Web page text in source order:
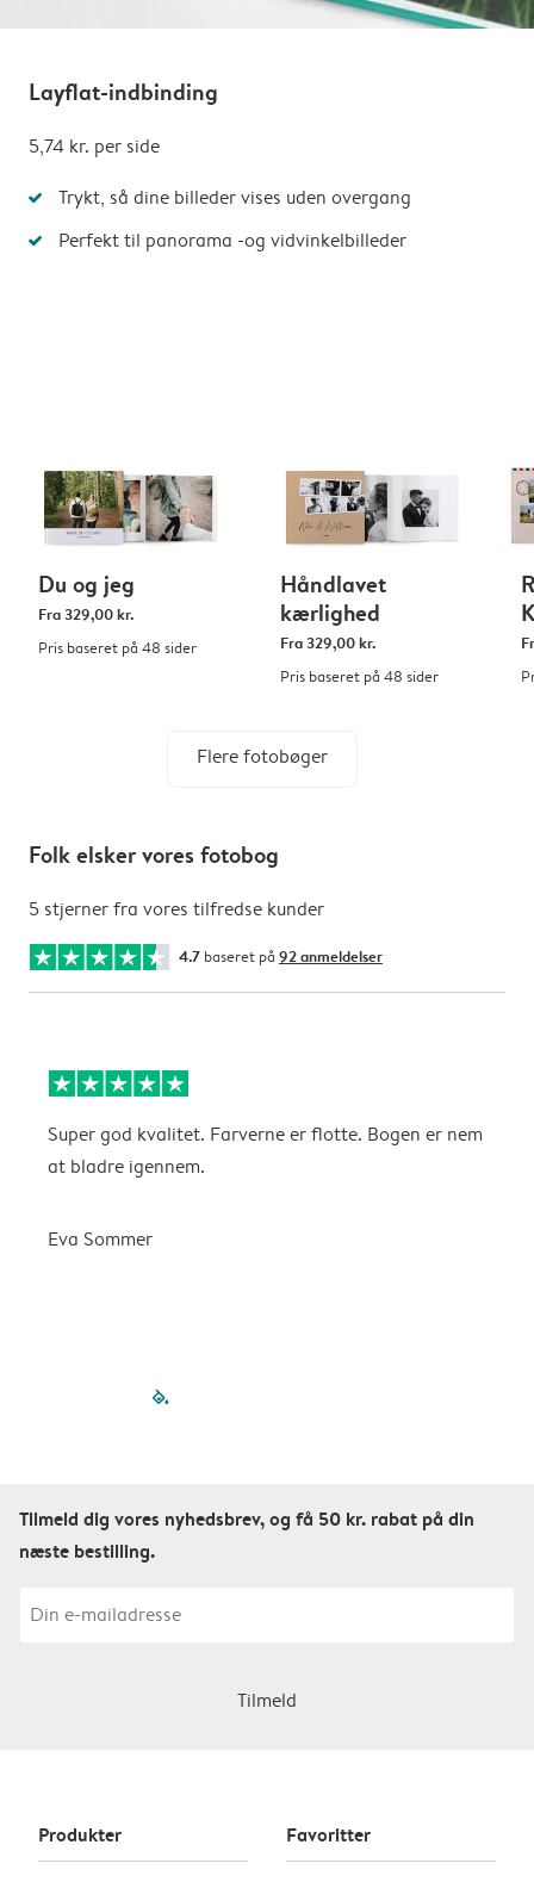
Layflat-indbinding
5,74 kr. per side
Trykt, så dine billeder vises uden overgang
Perfekt til panorama -og vidvinkelbilleder
Du og jeg
Fra329,00 kr.
Pris baseret på 48 sider
Håndlavet
kærlighed
Fra329,00 kr.
Pris baseret på 48 sider
Flere fotobøger
Folk elsker vores fotobog
5 stjerner fra vores tilfredse kunder
4.7 baseret på 92 anmeldelser
Super god kvalitet. Farverne er flotte. Bogen er nem
at bladre igennem.
Eva Sommer
filled-pagination
Tilmeld dig vores nyhedsbrev, og få 50 kr. rabat på din
næste bestilling.
Tilmeld
Produkter Favoritter